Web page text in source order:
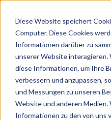
Diese Website speichert
Computer. Diese Cookies
Informationen darüber zu
unserer Website interagieren.
diese Informationen, um Ihre
verbessern und anzupassen,
und Messungen zu unseren
Website und anderen Medien.
Informationen zu den von uns
Suche
Es gibt keine